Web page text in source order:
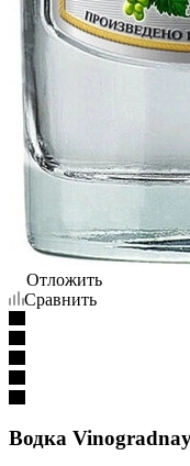
Отложить
Сравнить
Водка